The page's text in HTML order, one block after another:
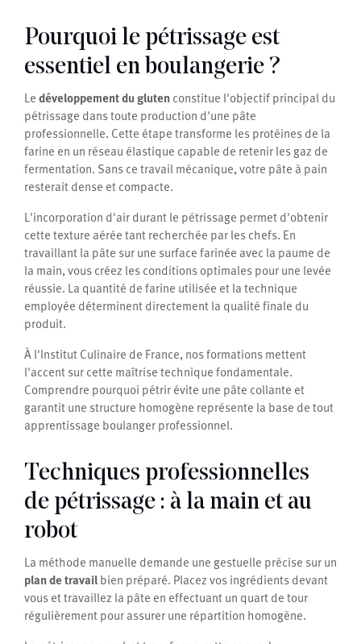
Pourquoi le pétrissage est
essentiel en boulangerie ?
Ledéveloppement du glutenconstitue l'objectif principal du
pétrissage dans toute production d'une pâte
professionnelle. Cette étape transforme les protéines de la
farine en un réseau élastique capable de retenir les gaz de
fermentation. Sans ce travail mécanique, votre pâte à pain
resterait dense et compacte.
L'incorporation d'air durant le pétrissage permet d'obtenir
cette texture aérée tant recherchée par les chefs. En
travaillant la pâte sur une surface farinée avec la paume de
la main, vous créez les conditions optimales pour une levée
réussie. La quantité de farine utilisée et la technique
employée déterminent directement la qualité finale du
produit.
À l'Institut Culinaire de France, nos formations mettent
l'accent sur cette maîtrise technique fondamentale.
Comprendre pourquoi pétrir évite une pâte collante et
garantit une structure homogène représente la base de tout
apprentissage boulanger professionnel.
Techniques professionnelles
de pétrissage : à la main et au
robot
La méthode manuelle demande une gestuelle précise sur un
plan de travailbien préparé. Placez vos ingrédients devant
vous et travaillez la pâte en effectuant un quart de tour
régulièrement pour assurer une répartition homogène.